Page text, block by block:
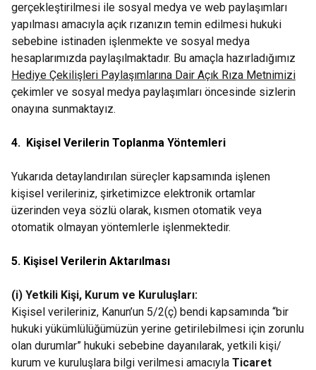
gerçekleştirilmesi ile sosyal medya ve web paylaşımları
yapılması amacıyla açık rızanızın temin edilmesi hukuki
sebebine istinaden işlenmekte ve sosyal medya
hesaplarımızda paylaşılmaktadır. Bu amaçla hazırladığımız
Hediye Çekilişleri Paylaşımlarına Dair Açık Rıza Metnimizi
çekimler ve sosyal medya paylaşımları öncesinde sizlerin
onayına sunmaktayız.
4. Kişisel Verilerin Toplanma Yöntemleri
Yukarıda detaylandırılan süreçler kapsamında işlenen
kişisel verileriniz, şirketimizce elektronik ortamlar
üzerinden veya sözlü olarak, kısmen otomatik veya
otomatik olmayan yöntemlerle işlenmektedir.
5. Kişisel Verilerin Aktarılması
(i) Yetkili Kişi, Kurum ve Kuruluşları:
Kişisel verileriniz, Kanun’un 5/2(ç) bendi kapsamında “bir
hukuki yükümlülüğümüzün yerine getirilebilmesi için zorunlu
olan durumlar” hukuki sebebine dayanılarak, yetkili kişi/
kurum ve kuruluşlara bilgi verilmesi amacıyla Ticaret